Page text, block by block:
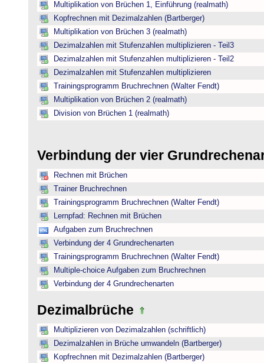
Multiplikation von Brüchen 1, Einführung (realmath)
Kopfrechnen mit Dezimalzahlen (Bartberger)
Multiplikation von Brüchen 3 (realmath)
Dezimalzahlen mit Stufenzahlen multiplizieren - Teil3
Dezimalzahlen mit Stufenzahlen multiplizieren - Teil2
Dezimalzahlen mit Stufenzahlen multiplizieren
Trainingsprogramm Bruchrechnen (Walter Fendt)
Multiplikation von Brüchen 2 (realmath)
Division von Brüchen 1 (realmath)
Verbindung der vier
Rechnen mit Brüchen
Trainer Bruchrechnen
Trainingsprogramm Bruchrechnen (Walter Fendt)
Lernpfad: Rechnen mit Brüchen
Aufgaben zum Bruchrechnen
Verbindung der 4 Grundrechenarten
Trainingsprogramm Bruchrechnen (Walter Fendt)
Multiple-choice Aufgaben zum Bruchrechnen
Verbindung der 4 Grundrechenarten
Dezimalbrüche
Multiplizieren von Dezimalzahlen (schriftlich)
Dezimalzahlen in Brüche umwandeln (Bartberger)
Kopfrechnen mit Dezimalzahlen (Bartberger)